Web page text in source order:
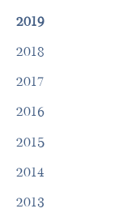
2019
2018
2017
2016
2015
2014
2013